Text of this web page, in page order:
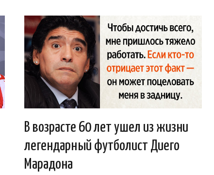
В возрасте 60 лет ушел из жизни
легендарный футболист Диего
Марадона